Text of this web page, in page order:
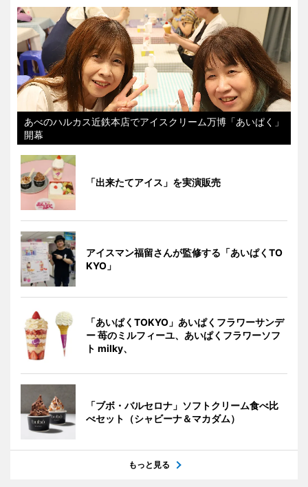
あべのハルカス近鉄本店でアイスクリーム万博「あいぱく」
開幕
「出来たてアイス」を実演販売
アイスマン福留さんが監修する「あいぱくTO
KYO」
「あいぱくTOKYO」あいぱくフラワーサンデ
ー 苺のミルフィーユ、あいぱくフラワーソフ
ト milky、
「ブボ・バルセロナ」ソフトクリーム食べ比
べセット（シャビーナ＆マカダム）
もっと見る